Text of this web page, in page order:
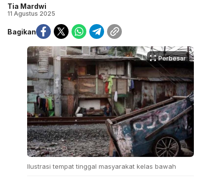
Tia Mardwi
11 Agustus 2025
Bagikan
Perbesar
Ilustrasi tempat tinggal masyarakat kelas bawah